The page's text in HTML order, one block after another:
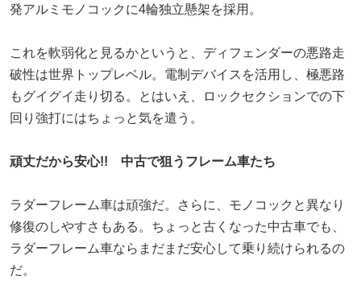
発アルミモノコックに4輪独立懸架を採用。
これを軟弱化と見るかというと、ディフェンダーの悪路走
破性は世界トップレベル。電制デバイスを活用し、極悪路
もグイグイ走り切る。とはいえ、ロックセクションでの下
回り強打にはちょっと気を遣う。
頑丈だから安心!! 中古で狙うフレーム車たち
ラダーフレーム車は頑強だ。さらに、モノコックと異なり
修復のしやすさもある。ちょっと古くなった中古車でも、
ラダーフレーム車ならまだまだ安心して乗り続けられるの
だ。